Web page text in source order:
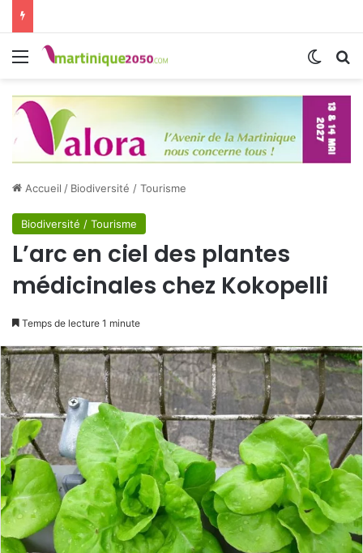
Menu
Accueil / Biodiversité / Tourisme
Biodiversité / Tourisme
L’arc en ciel des plantes
médicinales chez Kokopelli
Temps de lecture 1 minute